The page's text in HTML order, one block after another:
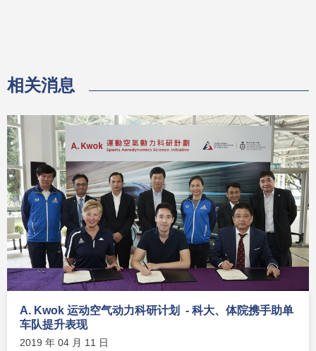
相关消息
A. Kwok 运动空气动力科研计划 - 科大、体院携手助单
车队提升表现
2019 年 04 月 11 日